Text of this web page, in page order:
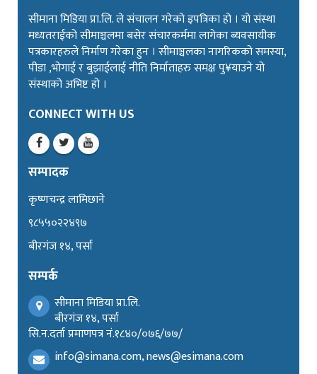
सीमाना मिडिया प्रा.लि. ले संचालन गरेको इपत्रिका हो । यो संस्था
मध्यतराईको सीमाञ्चलमा बसेर संचारकर्ममा लागेका ब्यवसायीक
पत्रकारहरुले निर्माण गरेका हुन । सीमाञ्चलका नागरिकको समस्या,
पीडा ,भोगाई र बुझाईलाई नीति निर्माताहरु समक्ष पु¥याउने यो
संस्थाको अभिष्ट हो ।
CONNECT WITH US
सम्पादक
कृष्णचन्द्र लामिछाने
९८५५०२२४९७
बीरगंज १४, पर्सा
सम्पर्क
सीमाना मिडिया प्रा.लि.
बीरगंज १४, पर्सा
सि.न.दर्ता प्रमाणपत्र नं.१८४०/०७६/७७/
info@simana.com, news@esimana.com